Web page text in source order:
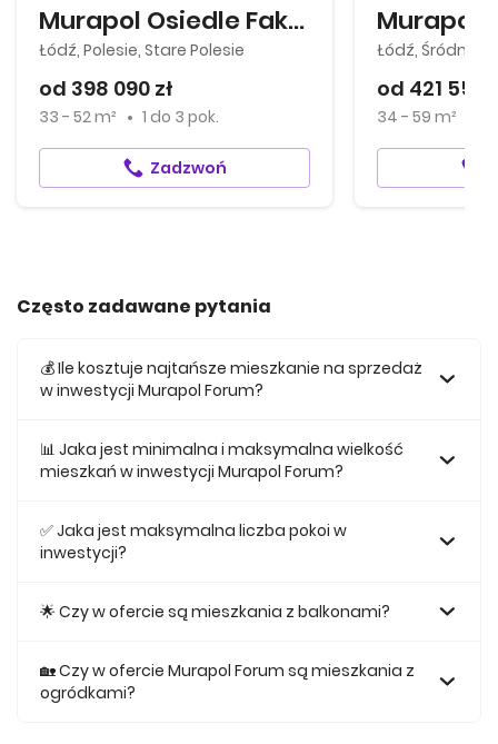
potrzeby współczesnych mieszkańców.
Murapol Osiedle Faktoria
Łódź, Polesie, Stare Polesie
od 398 090 zł
33 - 52 m² 1 do 3 pok.
Zadzwoń
Murapol
Łódź,
od 421 554
34 - 59 m²
Często zadawane pytania
💰 Ile kosztuje najtańsze mieszkanie na sprzedaż
w inwestycji Murapol Forum?
367 315 zł.
📊 Jaka jest minimalna i maksymalna wielkość
mieszkań w inwestycji Murapol Forum?
Forum posiada 95,07, natomiast najmniejsze mieszkanie
ma metraż 25,03.
✅ Jaka jest maksymalna liczba pokoi w
inwestycji?
posiada 5.
🌟 Czy w ofercie są mieszkania z balkonami?
mieszkań z balkonami.
🏡 Czy w ofercie Murapol Forum są mieszkania z
ogródkami?